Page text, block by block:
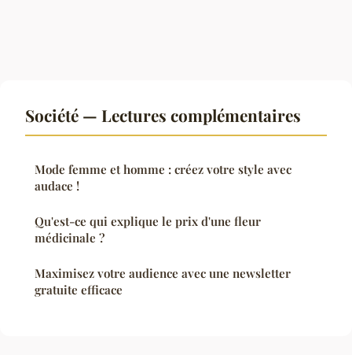
Société — Lectures complémentaires
Mode femme et homme : créez votre style avec
audace !
Qu'est-ce qui explique le prix d'une fleur
médicinale ?
Maximisez votre audience avec une newsletter
gratuite efficace